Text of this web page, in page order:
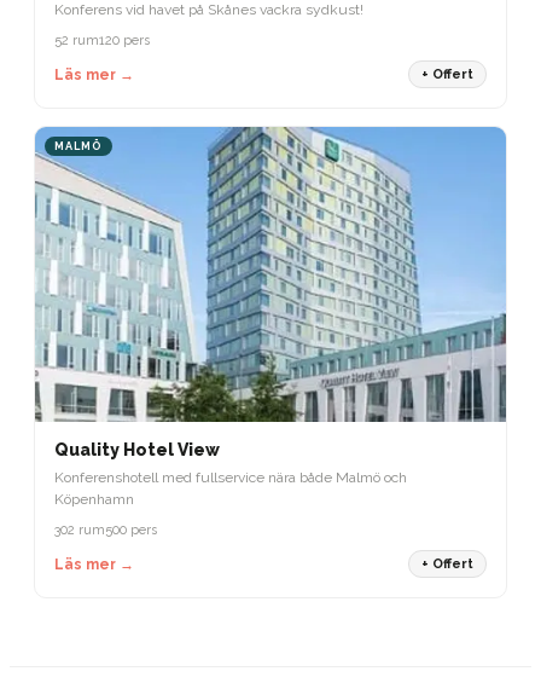
Konferens vid havet på Skånes vackra sydkust!
52 rum120 pers
Läs mer → + Offert
MALMÖ
Quality Hotel View
Konferenshotell med fullservice nära både Malmö och
Köpenhamn
302 rum500 pers
Läs mer → + Offert